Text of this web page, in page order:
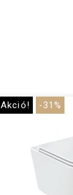
Akció! -31%